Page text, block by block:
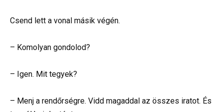
Csend lett a vonal másik végén.
– Komolyan gondolod?
– Igen. Mit tegyek?
– Menj a rendőrségre. Vidd magaddal az összes iratot. És